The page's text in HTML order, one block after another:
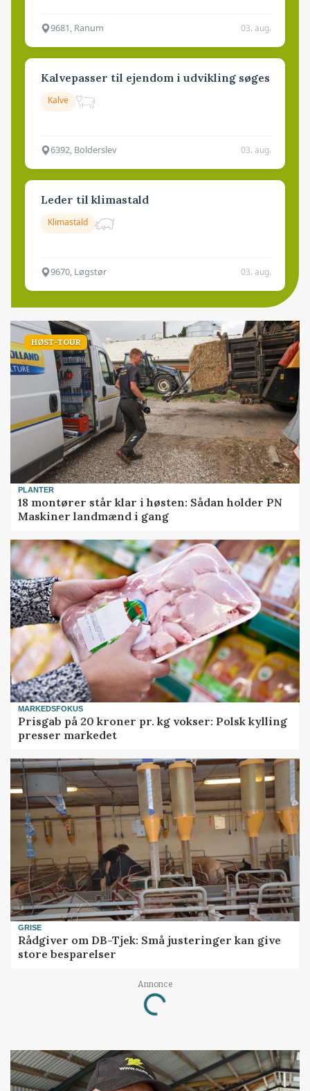
9681, Ranum 03. aug.
Kalvepasser til ejendom i udvikling søges
Kalve
6392, Bolderslev 03. aug.
Leder til klimastald
Klimastald
9670, Løgstør 03. aug.
HØST-TOUR
PLANTER
18 montører står klar i høsten: Sådan holder PN
Maskiner landmænd i gang
MARKEDSFOKUS
Prisgab på 20 kroner pr. kg vokser: Polsk kylling
presser markedet
GRISE
Rådgiver om DB-Tjek: Små justeringer kan give
store besparelser
Annonce
Loading...